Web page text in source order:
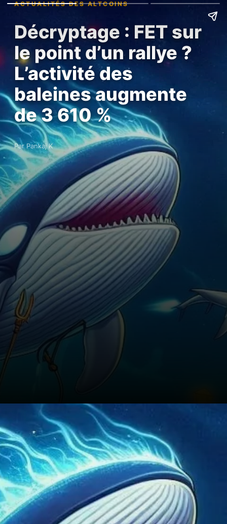
ACTUALITÉS DES ALTCOINS
Décryptage : FET sur
le point d’un rallye ?
L’activité des
baleines augmente
de 3 610 %
Par Pankaj K